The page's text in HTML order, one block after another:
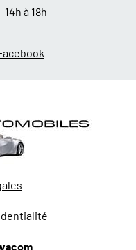
14h à 18h